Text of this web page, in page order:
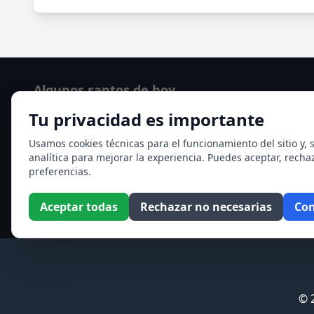
Tu privacidad es importante
Usamos cookies técnicas para el funcionamiento del sitio y,
analítica para mejorar la experiencia. Puedes aceptar,
preferencias.
Aceptar todas Rechazar no necesarias
Algunos santos de hoy
Santo Domingo de Guzmán
Ver todos los santos de hoy
©